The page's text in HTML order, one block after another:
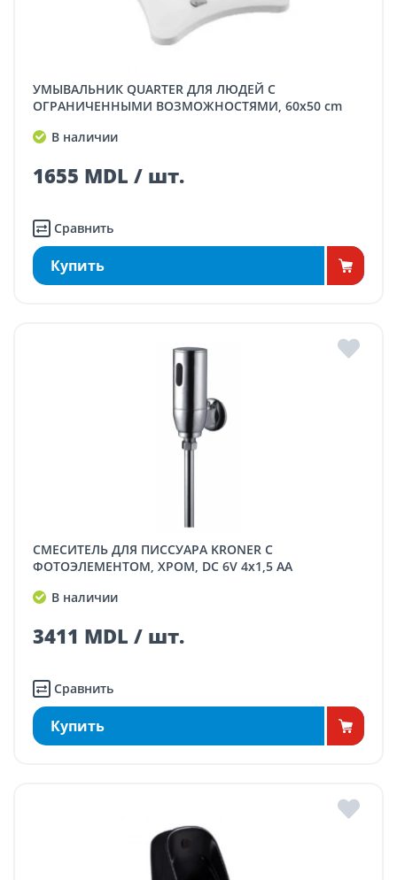
УМЫВАЛЬНИК QUARTER ДЛЯ ЛЮДЕЙ С
ОГРАНИЧЕННЫМИ ВОЗМОЖНОСТЯМИ, 60x50 cm
В наличии
1655 MDL / шт.
Сравнить
Купить
СМЕСИТЕЛЬ ДЛЯ ПИССУАРА KRONER С
ФОТОЭЛЕМЕНТОМ, ХРОМ, DC 6V 4х1,5 AA
В наличии
3411 MDL / шт.
Сравнить
Купить